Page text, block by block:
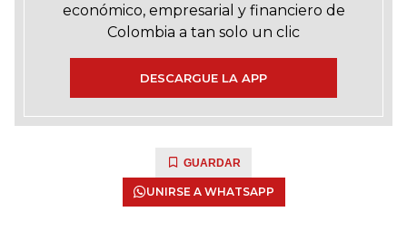
económico, empresarial y financiero de
Colombia a tan solo un clic
DESCARGUE LA APP
GUARDAR
UNIRSE A WHATSAPP